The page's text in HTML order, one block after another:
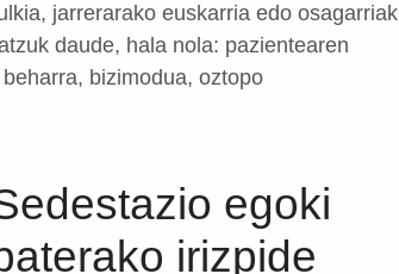
jarrerarako euskarria edo osagarriak
daude, hala nola: pazientearen
bizimodua, oztopo
egoki
irizpide